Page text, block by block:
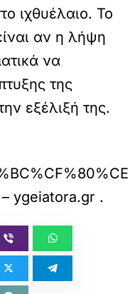
ιχθυέλαιο. Το
αν η λήψη
να
της
εξέλιξή της.
ygeiatora.gr .